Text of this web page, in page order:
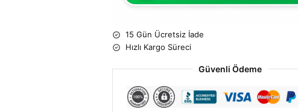
15 Gün Ücretsiz İade
Hızlı Kargo Süreci
Güvenli Ödeme